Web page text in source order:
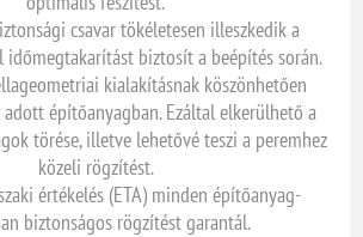
csavar tökéletesen illeszkedik a
időmegtakarítást biztosít a beépítés során.
kialakításnak köszönhetően
építőanyagban. Ezáltal elkerülhető a
törése, illetve lehetővé teszi a peremhez
közeli rögzítést.
értékelés (ETA) minden építőanyag-
biztonságos rögzítést garantál.